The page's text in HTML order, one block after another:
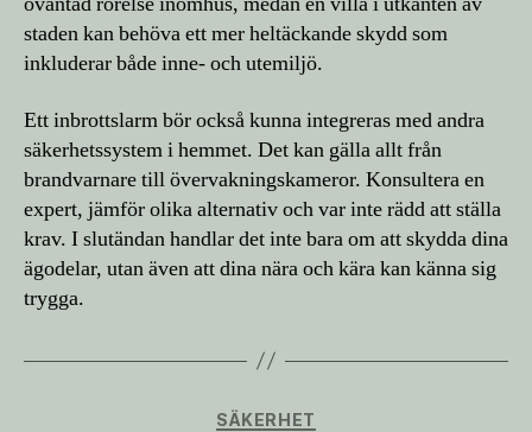
staden kan behöva ett mer heltäckande skydd som
inkluderar både inne- och utemiljö.
Ett inbrottslarm bör också kunna integreras med andra
säkerhetssystem i hemmet. Det kan gälla allt från
brandvarnare till övervakningskameror. Konsultera en
expert, jämför olika alternativ och var inte rädd att ställa
krav. I slutändan handlar det inte bara om att skydda dina
ägodelar, utan även att dina nära och kära kan känna sig
trygga.
Kategorier
SÄKERHET